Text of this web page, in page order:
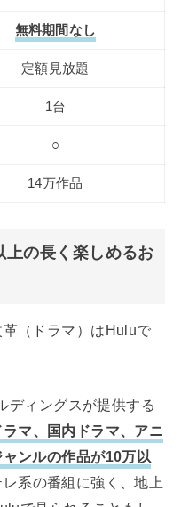
無料期間なし
定額見放題
1台
○
14万作品
上の長く楽しめるお
（ドラマ）はHuluで
ディングスが提供する
マ、国内ドラマ、アニ
ンルの作品が10万以
系の番組に強く、地上